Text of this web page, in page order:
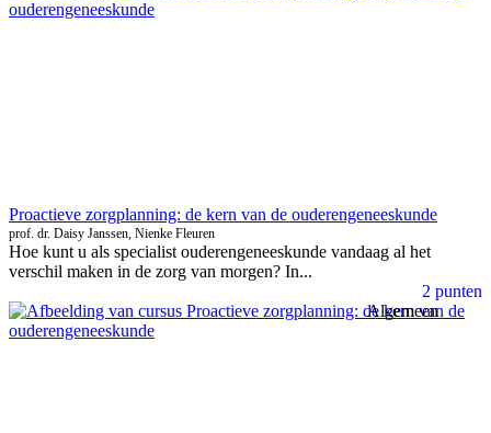
Proactieve zorgplanning: de kern van de ouderengeneeskunde
prof. dr. Daisy Janssen, Nienke Fleuren
Hoe kunt u als specialist ouderengeneeskunde vandaag al het
verschil maken in de zorg van morgen? In...
2 punten
Algemeen